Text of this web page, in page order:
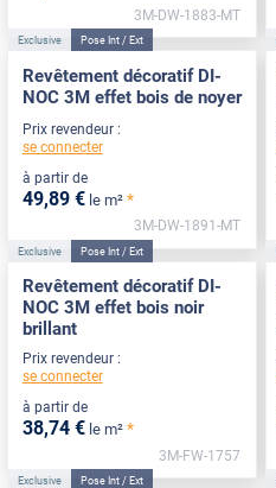
3M-DW-1883-MT
Exclusive Pose Int / Ext
Revêtement décoratif DI-
NOC 3M effet bois de noyer
Prix revendeur :
se connecter
à partir de
49,89 € le m² *
3M-DW-1891-MT
Exclusive Pose Int / Ext
Revêtement décoratif DI-
NOC 3M effet bois noir
brillant
Prix revendeur :
se connecter
à partir de
38,74 € le m² *
3M-FW-1757
Exclusive Pose Int / Ext